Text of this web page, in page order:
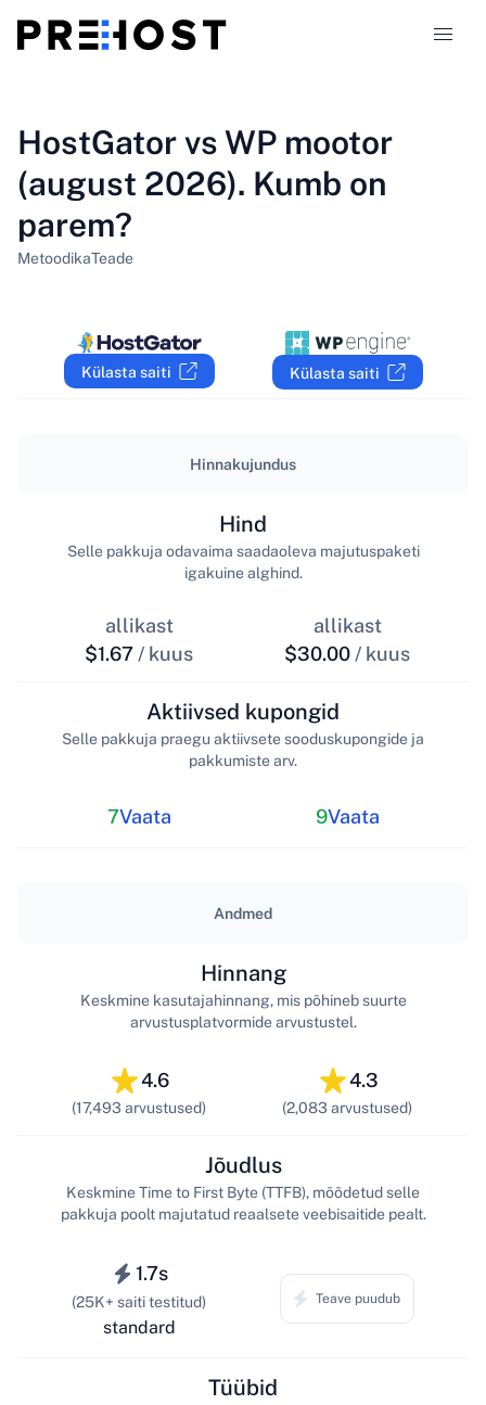
Võrdlused
Kupongid
ET
HostGator vs WP mootor
(august 2026). Kumb on
parem?
MetoodikaTeade
Külasta saiti Külasta saiti
Hinnakujundus
allikast
$1.67 / kuus
Hind
Selle pakkuja odavaima saadaoleva majutuspaketi
igakuine alghind.
allikast
$30.00 / kuus
7Vaata
Aktiivsed kupongid
Selle pakkuja praegu aktiivsete sooduskupongide ja
pakkumiste arv.
9Vaata
Andmed
4.6
(17,493 arvustused)
Hinnang
Keskmine kasutajahinnang, mis põhineb suurte
arvustusplatvormide arvustustel.
4.3
(2,083 arvustused)
1.7s
(25K+ saiti testitud)
standard
Jõudlus
Keskmine Time to First Byte (TTFB), mõõdetud selle
pakkuja poolt majutatud reaalsete veebisaitide pealt.
Teave puudub
Tüübid